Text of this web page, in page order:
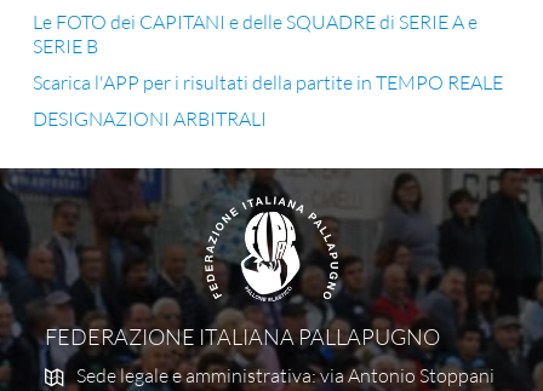
Le FOTO dei CAPITANI e delle SQUADRE di SERIE A e
SERIE B
Scarica l'APP per i risultati della partite in TEMPO REALE
DESIGNAZIONI ARBITRALI
FEDERAZIONE ITALIANA PALLAPUGNO
Sede legale e amministrativa: via Antonio Stoppani